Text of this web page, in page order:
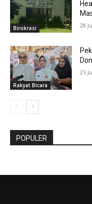
Birokrasi 28
Rakyat Bicara
25
POPULER